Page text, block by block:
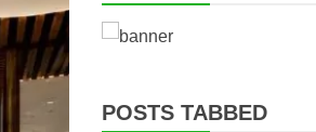
POSTS TABBED